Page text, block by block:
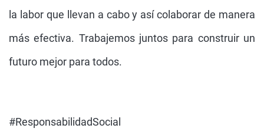
la labor que llevan a cabo y así colaborar de manera
más efectiva. Trabajemos juntos para construir un
futuro mejor para todos.
#ResponsabilidadSocial